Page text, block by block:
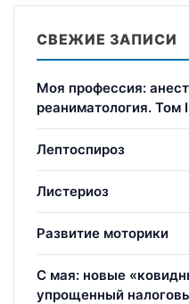
СВЕЖИЕ ЗАПИСИ
Моя профессия:
реаниматология. Том
Лептоспироз
Листериоз
Развитие моторики
С мая: новые
упрощенный